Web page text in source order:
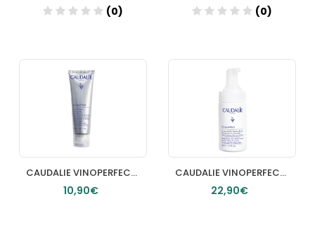
(0) (0)
Añadir
CAUDALIE VINOPERFECT CREMA PARA MANOS ANTIMANCHAS 50 ML
10,90€
CAUDALIE VINOPERFECT ESPUMA MICROPEELING LUMINOSIDAD 100ML
22,90€